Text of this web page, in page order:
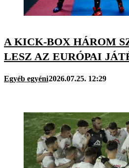
A KICK-BOX HÁROM
LESZ AZ EURÓPAI
Egyéb egyéni2026.07.25. 12:29